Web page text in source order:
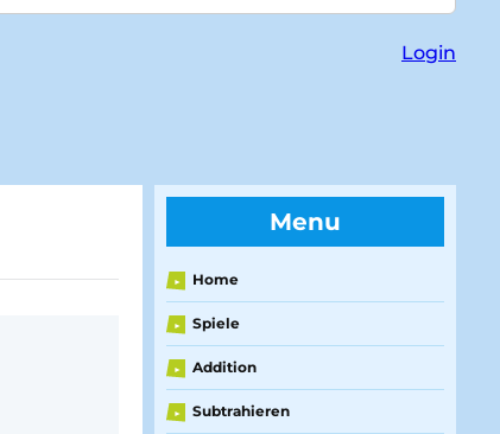
Login
Menu
► Home
► Spiele
► Addition
► Subtrahieren